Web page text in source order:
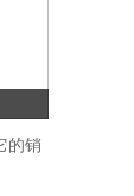
的销